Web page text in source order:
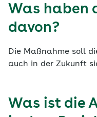
Was haben
davon?
Die Maßnahme soll
auch in der Zukunft
Was ist die